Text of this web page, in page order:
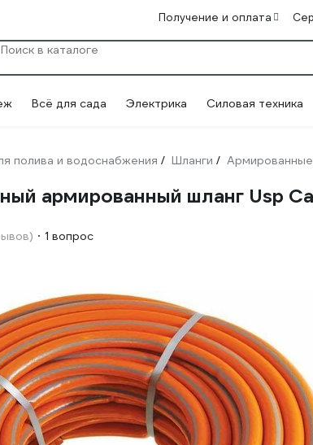
Получение и оплата
Всё для сада Электрика Силовая техника
полива и водоснабжения / Шланги / Армированные
армированный шланг Usp
1 вопрос